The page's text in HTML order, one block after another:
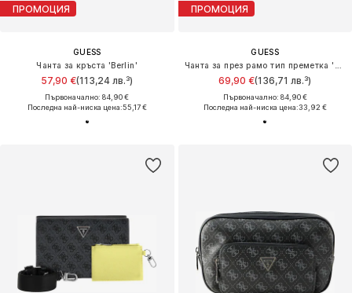
ПРОМОЦИЯ
GUESS
Чанта за кръста 'Berlin'
57,90 €(113,24 лв.³)
Първоначално: 84,90 €
Последна най-ниска цена:55,17 €
ПРОМОЦИЯ
GUESS
69,90 €(136,71 лв.³)
Първоначално: 84,90 €
Последна най-ниска цена:33,92 €